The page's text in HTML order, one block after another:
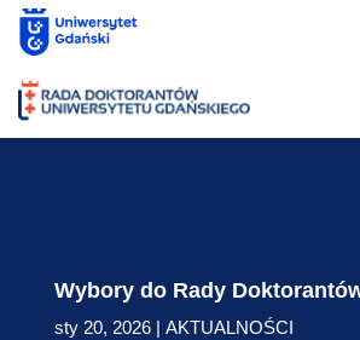
to
content
Wybory do Rady
sty 20, 2026| AKTUALNOŚCI